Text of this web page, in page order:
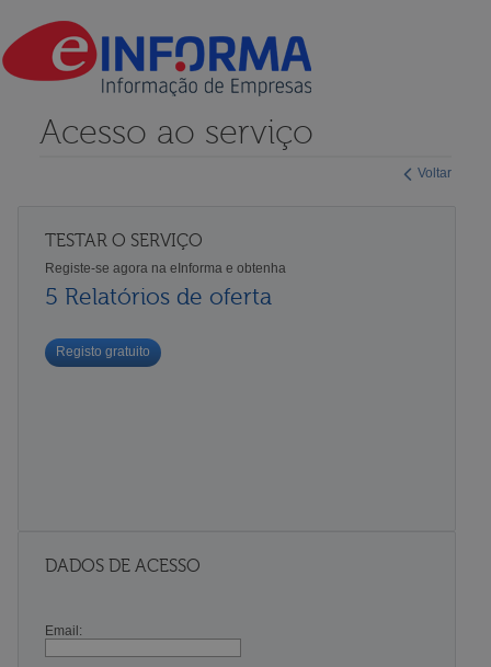
Voltar
Acesso ao serviço
TESTAR O SERVIÇO
Registe-se agora na eInforma e obtenha
5 Relatórios de oferta
Registo gratuito
DADOS DE ACESSO
Email: